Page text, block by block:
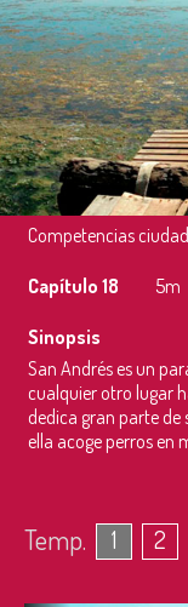
Competencias
Capítulo 18
5m
Sinopsis
San Andrés es un
cualquier otro lugar
dedica gran parte de
ella acoge perros en
Temp. 1 2